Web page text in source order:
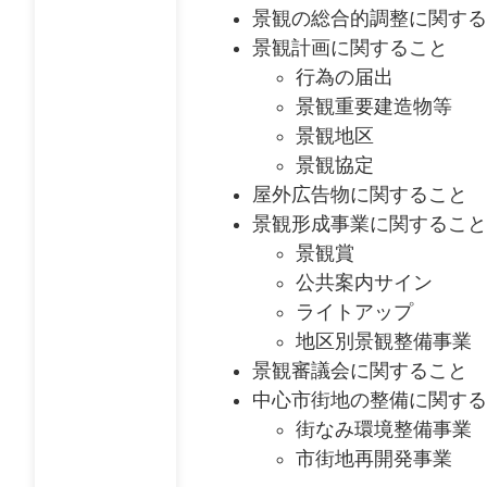
景観の総合的調整に関す
景観計画に関すること
行為の届出
景観重要建造物等
景観地区
景観協定
屋外広告物に関すること
景観形成事業に関すること
景観賞
公共案内サイン
ライトアップ
地区別景観整備事業
景観審議会に関すること
中心市街地の整備に関す
街なみ環境整備事業
市街地再開発事業